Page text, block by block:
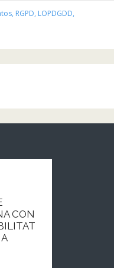
CON